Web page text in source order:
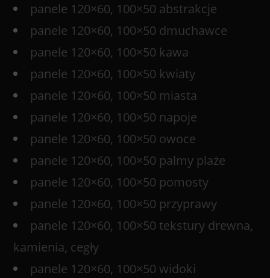
panele 120×60, 100×50 abstrakcje
panele 120×60, 100×50 dmuchawce
panele 120×60, 100×50 kawa
panele 120×60, 100×50 kwiaty
panele 120×60, 100×50 miasta
panele 120×60, 100×50 napoje
panele 120×60, 100×50 owoce
panele 120×60, 100×50 palmy plaże
panele 120×60, 100×50 pomosty
panele 120×60, 100×50 przyprawy
panele 120×60, 100×50 tekstury drewna,
kamienia, cegły
panele 120×60, 100×50 widoki